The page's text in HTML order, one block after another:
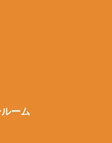
ーム